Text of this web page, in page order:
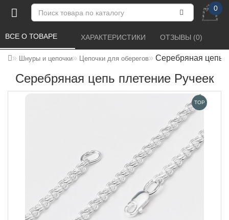
0
Шнуры и цепочки Цепочки для оберегов Серебряная цепь
Серебряная цепь плетение Ручеек
ВСЕ О ТОВАРЕ ХАРАКТЕРИСТИКИ ОТЗЫВЫ (0)
TOP